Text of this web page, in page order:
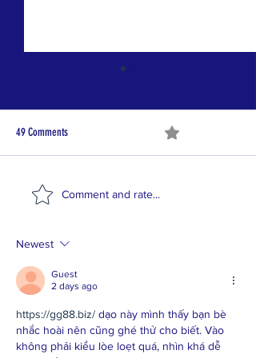
Recognized as a 2025 Top Nonprofit
49 Comments
Comment and rate...
Newest
Guest
2 days ago
https://gg88.biz/ dạo này mình thấy bạn bè
nhắc hoài nên cũng ghé thử cho biết. Vào
không phải kiểu lòe loẹt quá, nhìn khá dễ